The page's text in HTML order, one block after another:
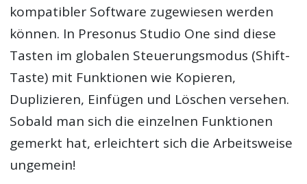
kompatibler Software zugewiesen werden
können. In Presonus Studio One sind diese
Tasten im globalen Steuerungsmodus (Shift-
Taste) mit Funktionen wie Kopieren,
Duplizieren, Einfügen und Löschen versehen.
Sobald man sich die einzelnen Funktionen
gemerkt hat, erleichtert sich die Arbeitsweise
ungemein!